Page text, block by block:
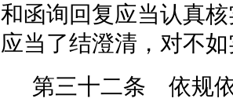
和函询回复应当认真
应当了结澄清，对不
第三十二条 依规